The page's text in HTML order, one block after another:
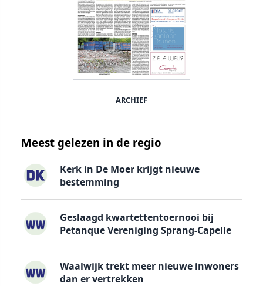
ARCHIEF
Meest gelezen in de regio
Kerk in De Moer krijgt nieuwe
bestemming
Geslaagd kwartettentoernooi bij
Petanque Vereniging Sprang-Capelle
Waalwijk trekt meer nieuwe inwoners
dan er vertrekken